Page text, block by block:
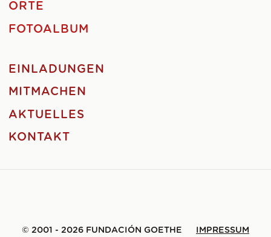
ORTE
FOTOALBUM
EINLADUNGEN
MITMACHEN
AKTUELLES
KONTAKT
© 2001 - 2026 FUNDACIÓN GOETHE IMPRESSUM